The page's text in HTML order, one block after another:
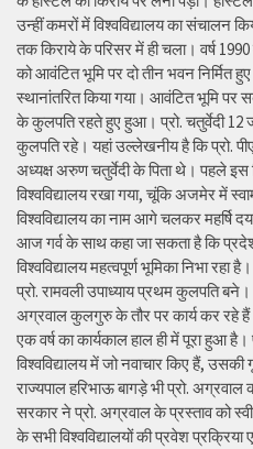
उन्हीं कमरों में विश्वविद्यालय का संचालन
तक किराये के परिसर में ही चला। वर्ष 1990
को आवंटित भूमि पर दो तीन भवन निर्मित
स्थानांतरित किया गया। आवंटित भूमि पर
के कुलपति रहते हुए हुआ। प्रो. चतुर्वेदी
कुलपति रहे। यहां उल्लेखनीय है कि प्रो.
अध्यक्ष अरुण चतुर्वेदी के पिता थे। पहले इस
विश्वविद्यालय रखा गया, चूंकि अजमेर में
विश्वविद्यालय का नाम आगे चलकर महर्षि
आज गर्व के साथ कहा जा सकता है कि
विश्वविद्यालय महत्वपूर्ण भूमिका निभा
प्रो. रामवली उपाध्याय प्रथम कुलपति
अग्रवाल कुलगुरु के तौर पर कार्य कर रहे
एक वर्ष का कार्यकाल हाल ही में पूरा हुआ
विश्वविद्यालय में जो नवाचार किए हैं,
राज्यपाल हरिभाऊ बागड़े भी प्रो.
सरकार ने प्रो. अग्रवाल के प्रस्ताव को
के सभी विश्वविद्यालयों की प्रवेश